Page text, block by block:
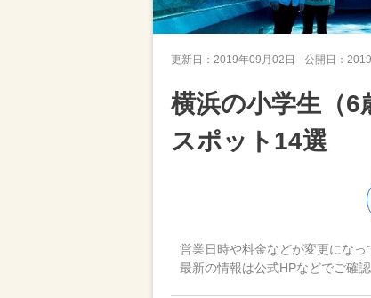
更新日： 2019年09月02日 公開日：
横浜の小学生（
スポット14選
営業日時や料金などが変更になっ
最新の情報は公式HPなどでご確認